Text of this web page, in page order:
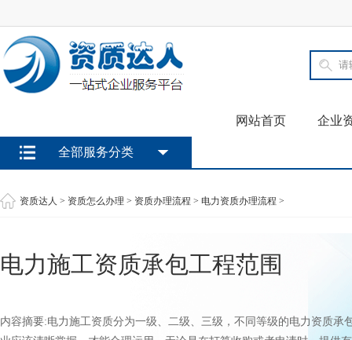
网站首页 企业
全部服务分类
资质达人 > 资质怎么办理 > 资质办理流程 > 电力资质办理流程 >
电力施工资质承包工程范围
内容摘要:电力施工资质分为一级、二级、三级，不同等级的电力资质承